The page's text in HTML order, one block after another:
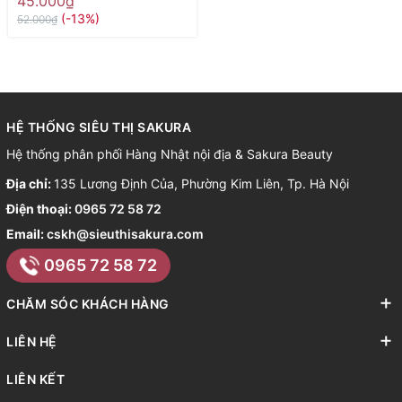
52.000₫ (-13%)
HỆ THỐNG SIÊU THỊ SAKURA
Hệ thống phân phối Hàng Nhật nội địa & Sakura Beauty
Địa chỉ: 135 Lương Định Của, Phường Kim Liên, Tp. Hà Nội
Điện thoại:0965 72 58 72
Email:cskh@sieuthisakura.com
0965 72 58 72
CHĂM SÓC KHÁCH HÀNG
LIÊN HỆ
LIÊN KẾT